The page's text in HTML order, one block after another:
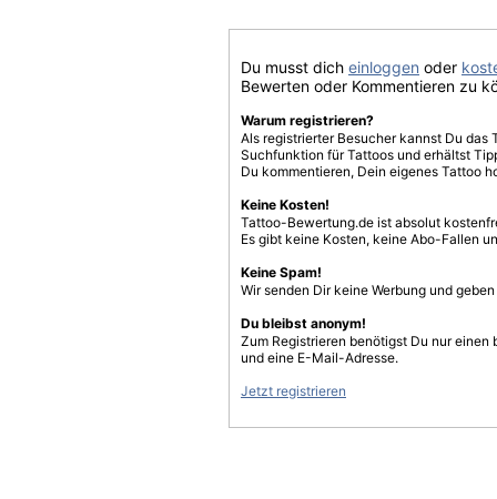
Du musst dich einloggen oder
Bewerten oder Kommentieren zu
Warum registrieren?
Als registrierter Besucher kannst Du
Suchfunktion für Tattoos und erhältst
Du kommentieren, Dein eigenes Tattoo
Keine Kosten!
Tattoo-Bewertung.de ist absolut
Es gibt keine Kosten, keine Abo-Fallen
Keine Spam!
Wir senden Dir keine Werbung und
Du bleibst anonym!
Zum Registrieren benötigst Du nur einen
und eine E-Mail-Adresse.
Jetzt registrieren